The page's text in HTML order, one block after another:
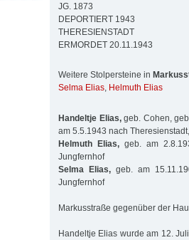
JG. 1873
DEPORTIERT 1943
THERESIENSTADT
ERMORDET 20.11.1943
Weitere Stolpersteine in
Selma Elias, Helmuth Elias
Handeltje Elias,geb. Cohen,
am 5.5.1943 nach
Helmuth Elias, geb. am
Jungfernhof
Selma Elias,geb. am
Jungfernhof
Markusstraße gegenüber der
Handeltje Elias wurde am 12.